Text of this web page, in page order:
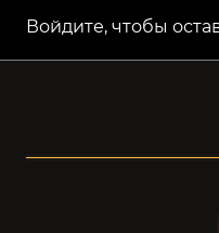
Войдите, чтобы